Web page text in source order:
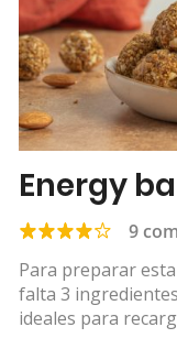
Energy
9
Para preparar
falta 3 ingredientes
ideales para